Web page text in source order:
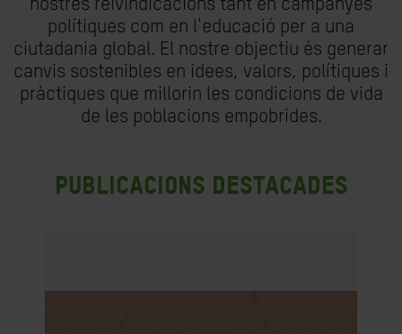
nostres reivindicacions tant en campanyes
polítiques com en l'educació per a una
ciutadania global. El nostre objectiu és generar
canvis sostenibles en idees, valors, polítiques i
pràctiques que millorin les condicions de vida
de les poblacions empobrides.
Publicacions destacades